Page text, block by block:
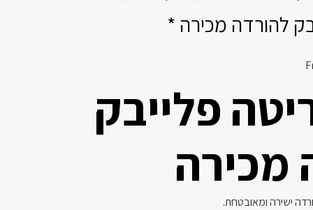
להורדה מכירה *
פלייבק
מכירה
ישירה ומאובטחת.